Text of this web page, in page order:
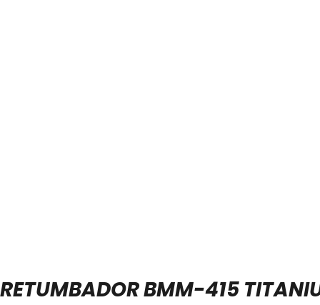
RETUMBADOR BMM-415